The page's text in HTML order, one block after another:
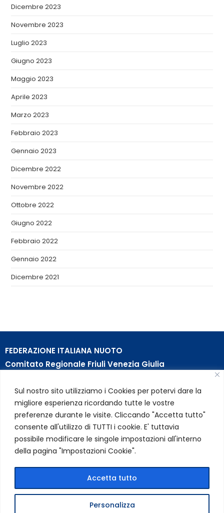
Sul nostro sito utilizziamo i Cookies per potervi dare la
migliore esperienza ricordando tutte le vostre
preferenze durante le visite. Cliccando "Accetta tutto"
consente all'utilizzo di TUTTI i cookie. E' tuttavia
possibile modificare le singole impostazioni all'interno
della pagina "Impostazioni Cookie".
Personalizza
Accetta tutto
Dicembre 2023
Novembre 2023
Luglio 2023
Giugno 2023
Maggio 2023
Aprile 2023
Marzo 2023
Febbraio 2023
Gennaio 2023
Dicembre 2022
Novembre 2022
Ottobre 2022
Giugno 2022
Febbraio 2022
Gennaio 2022
Dicembre 2021
FEDERAZIONE ITALIANA NUOTO
Comitato Regionale Friuli Venezia Giulia
Trieste (TS)
Partita Iva 01384031009
Codice Fiscale 05284670584
Codice SDI USAL8PV – Rif. Amm. TC025
LINK UTILI
Privacy Policy